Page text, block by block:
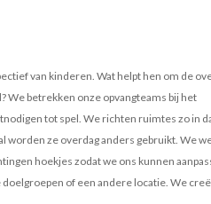
van kinderen. Wat helpt hen om de
We betrekken onze opvangteams bij het
tot spel. We richten ruimtes zo in
worden ze overdag anders gebruikt. We
hoekjes zodat we ons kunnen
of een andere locatie. We